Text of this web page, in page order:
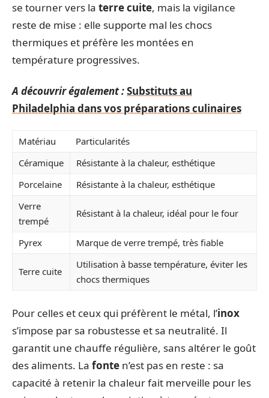
se tourner vers la terre cuite, mais la vigilance
reste de mise : elle supporte mal les chocs
thermiques et préfère les montées en
température progressives.
A découvrir également :Substituts au
Philadelphia dans vos préparations culinaires
Matériau
Particularités
Céramique
Résistante à la chaleur, esthétique
Porcelaine
Résistante à la chaleur, esthétique
Verre
trempé
Résistant à la chaleur, idéal pour le four
Pyrex Marque de verre trempé, très fiable
Terre cuite
Utilisation à basse température, éviter les
chocs thermiques
Pour celles et ceux qui préfèrent le métal, l’inox
s’impose par sa robustesse et sa neutralité. Il
garantit une chauffe régulière, sans altérer le goût
des aliments. La fonte n’est pas en reste : sa
capacité à retenir la chaleur fait merveille pour les